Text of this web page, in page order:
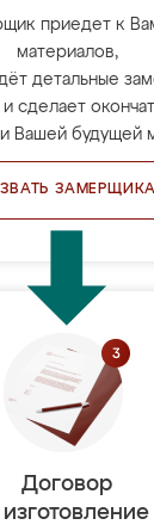
приедет к
материалов,
детальные
сделает
Вашей будущей
ЗАМЕРЩИКА
Договор
изготовление